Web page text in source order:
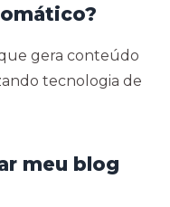
gera conteúdo
tecnologia de
meu blog